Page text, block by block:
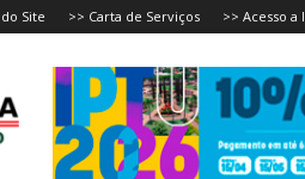
Site >> Carta de Serviços >> Acesso